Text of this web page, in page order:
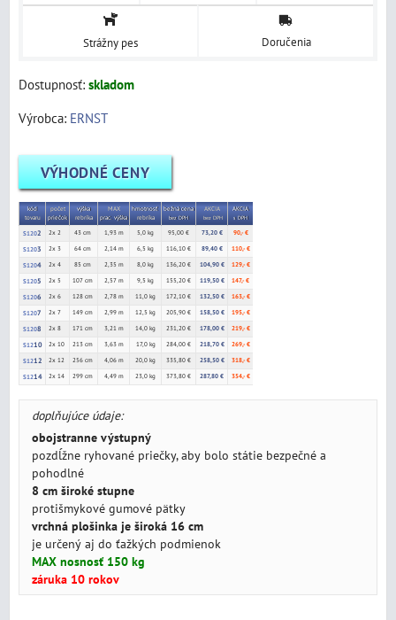
Strážny pes Doručenia
Dostupnosť: skladom
Výrobca: ERNST
VÝHODNÉ CENY
kód
tovaru
počet
priečok
výška
rebríka
MAX
prac. výška
hmotnosť
rebríka
bežná cena
bez DPH
AKCIA
bez DPH
AKCIA
s DPH
S1202 2x 2 43 cm 1,93 m 5,0 kg 95,00 € 73,20 € 90,- €
S1203 2x 3 64 cm 2,14 m 6,5 kg 116,10 € 89,40 € 110,- €
S1204 2x 4 85 cm 2,35 m 8,0 kg 136,20 € 104,90 € 129,- €
S1205 2x 5 107 cm 2,57 m 9,5 kg 155,20 € 119,50 € 147,- €
S1206 2x 6 128 cm 2,78 m 11,0 kg 172,10 € 132,50 € 163,- €
S1207 2x 7 149 cm 2,99 m 12,5 kg 205,90 € 158,50 € 195,- €
S1208 2x 8 171 cm 3,21 m 14,0 kg 231,20 € 178,00 € 219,- €
S1210 2x 10 213 cm 3,63 m 17,0 kg 284,00 € 218,70 € 269,- €
S1212 2x 12 256 cm 4,06 m 20,0 kg 335,80 € 258,50 € 318,- €
S1214 2x 14 299 cm 4,49 m 23,0 kg 373,80 € 287,80 € 354,- €
doplňujúce údaje:
obojstranne výstupný
pozdĺžne ryhované priečky, aby bolo státie bezpečné a
pohodlné
8 cm široké stupne
protišmykové gumové pätky
vrchná plošinka je široká 16 cm
je určený aj do ťažkých podmienok
MAX nosnosť 150 kg
záruka 10 rokov